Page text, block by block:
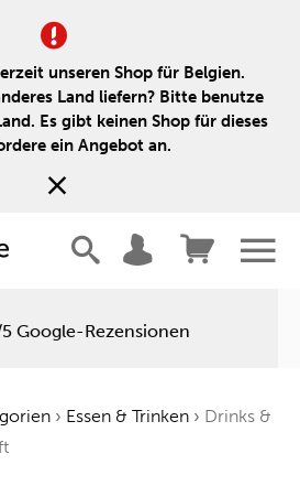
unseren Shop für Belgien.
Land liefern? Bitte benutze
Es gibt keinen Shop für dieses
ein Angebot an.
Bestellung
Google-Rezensionen
› Essen & Trinken › Drinks &